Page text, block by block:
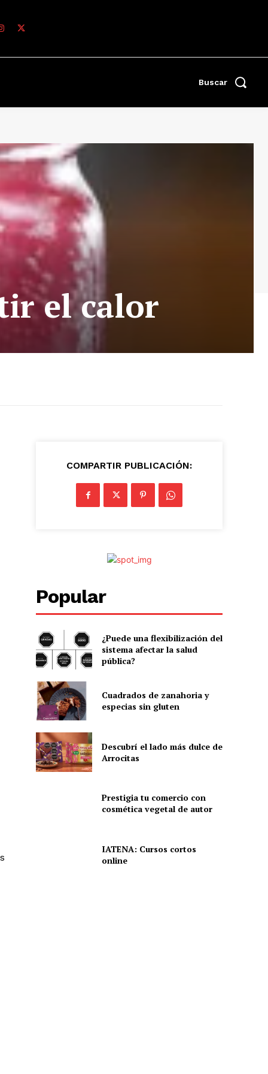
Buscar
el calor
COMPARTIR PUBLICACIÓN:
Popular
¿Puede una flexibilización del
sistema afectar la salud
pública?
Cuadrados de zanahoria y
especias sin gluten
Descubrí el lado más dulce de
Arrocitas
Prestigia tu comercio con
cosmética vegetal de autor
IATENA: Cursos cortos
online